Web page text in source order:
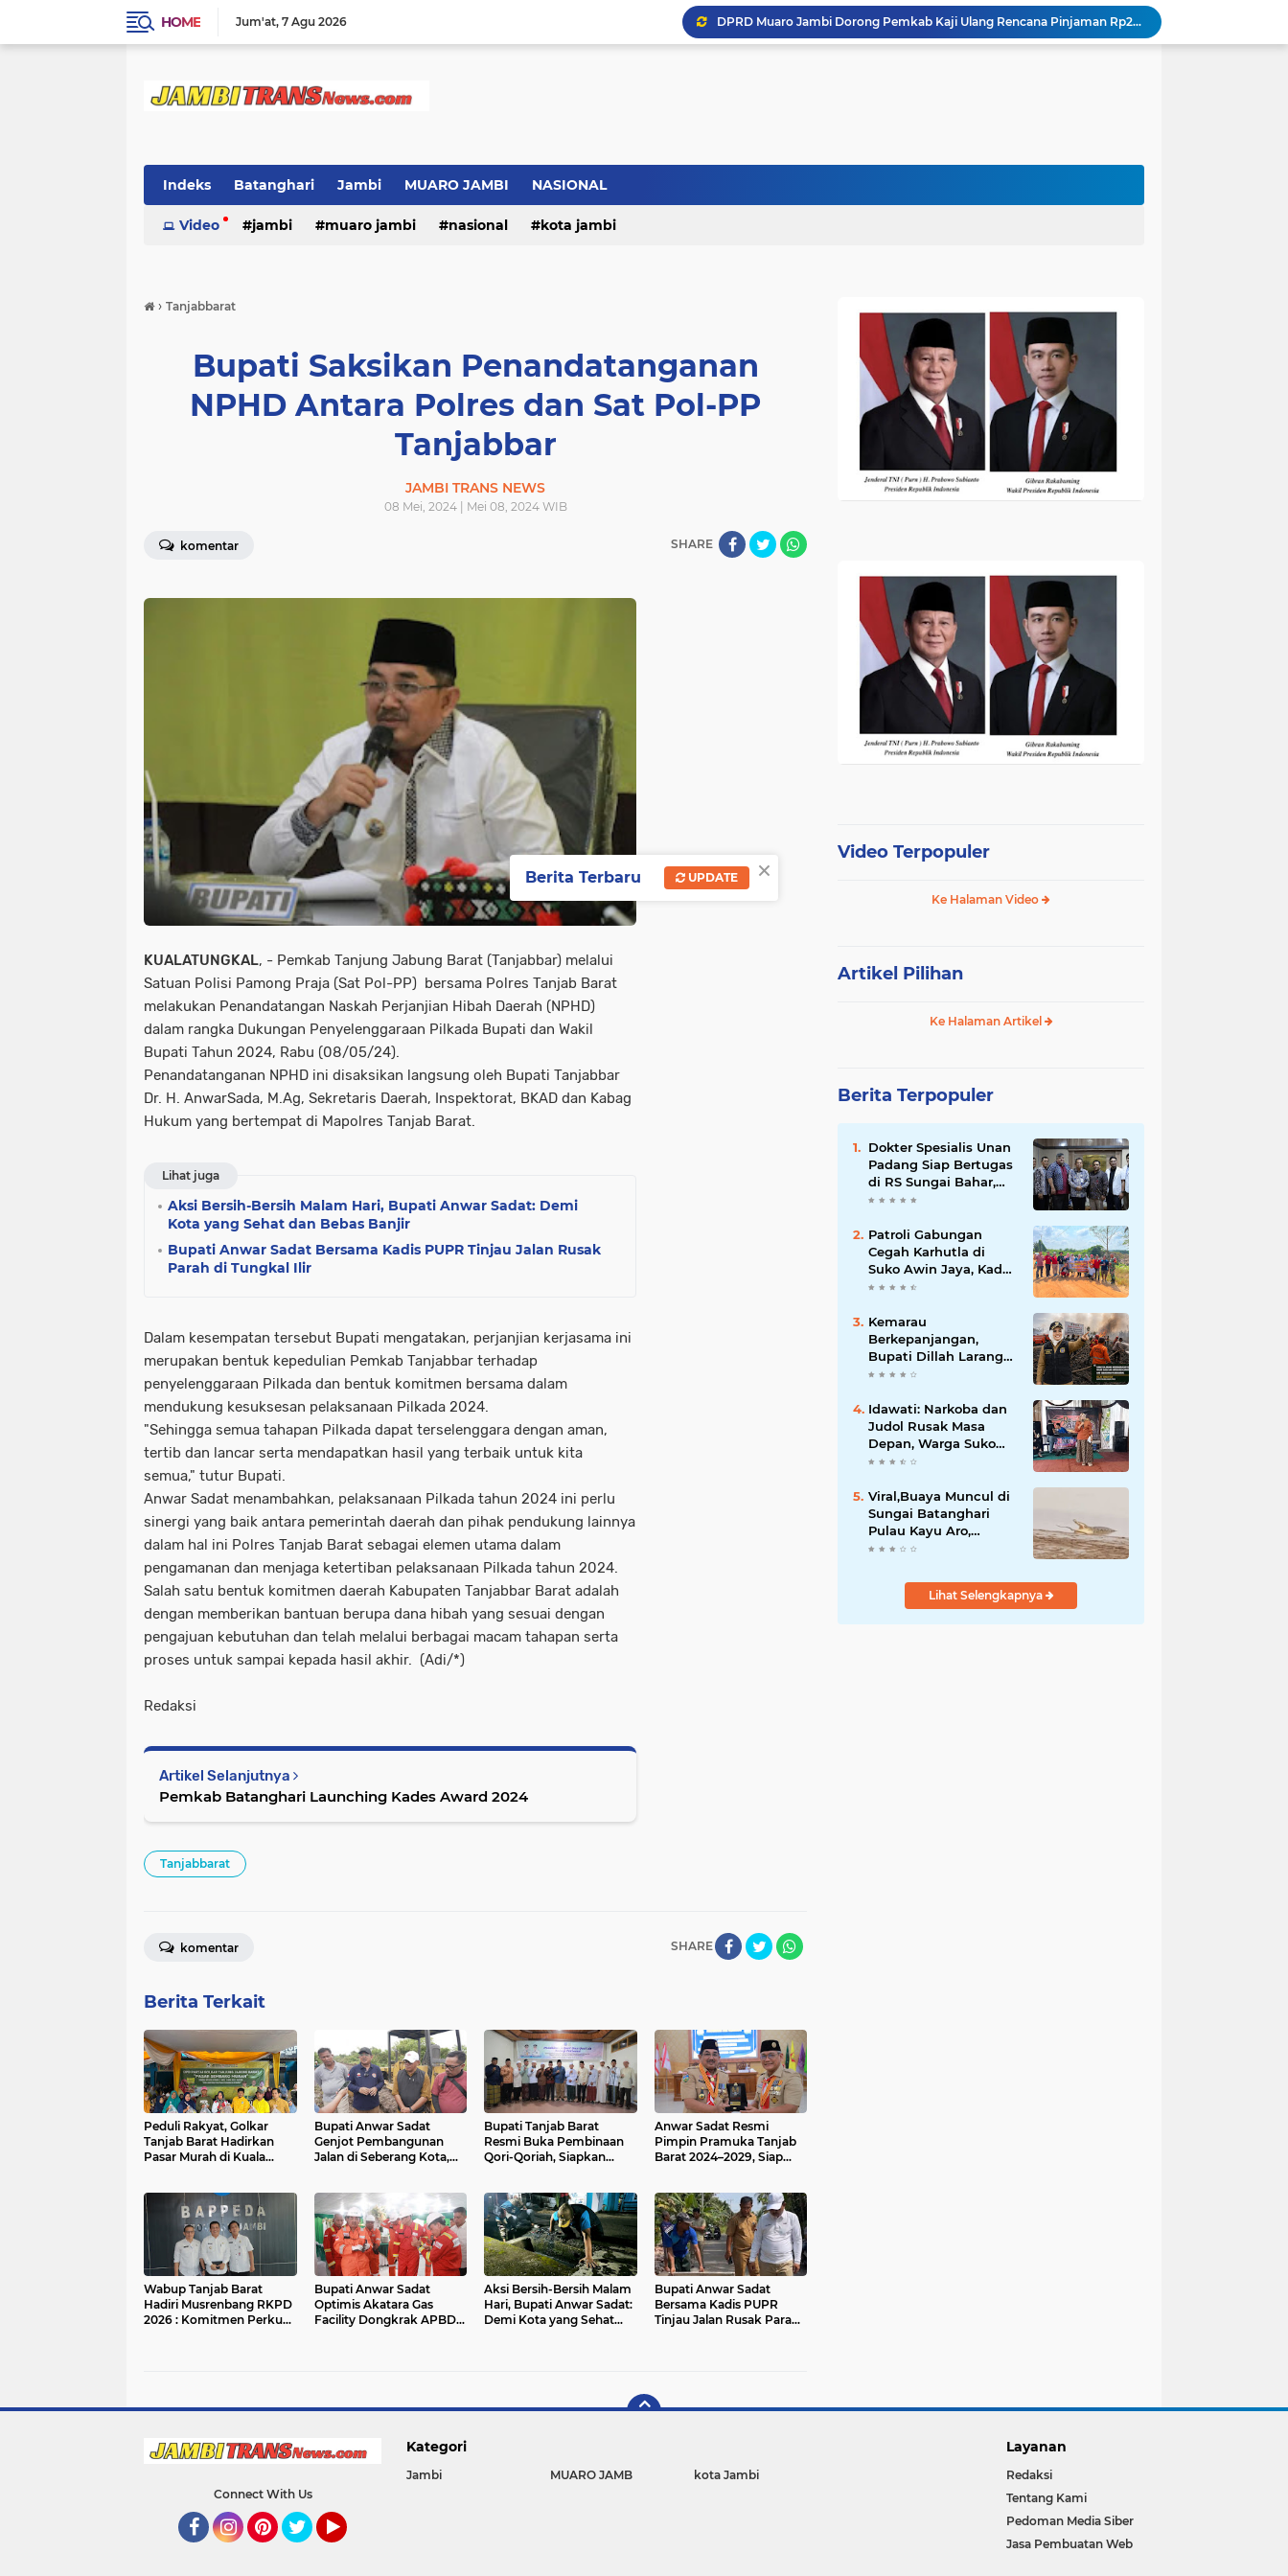
HOME Jum'at 7 Agu 2026
DPRD Muaro Jambi Dorong Pemkab Kaji Ulang Rencana Pinjaman Rp200 Miliar`
Kapolres Muaro Jambi Dorong Penyelesaian Permasalahan PT SATU Melalui Dialog dan Kepastian Hukum
Bikin Resah: Petugas Damkar Sungai Bahar Amankan Sarang Tawon di Pemukiman Warga
Indeks Batanghari Jambi MUARO JAMBI NASIONAL
Video jambi muaro jambi nasional kota jambi
› Tanjabbarat
Bupati Saksikan Penandatanganan
NPHD Antara Polres dan Sat Pol-PP
Tanjabbar
JAMBI TRANS NEWS
08 Mei, 2024 | Mei 08, 2024 WIB
komentar SHARE
KUALATUNGKAL, - Pemkab Tanjung Jabung Barat (Tanjabbar) melalui
Satuan Polisi Pamong Praja (Sat Pol-PP) bersama Polres Tanjab Barat
melakukan Penandatangan Naskah Perjanjian Hibah Daerah (NPHD)
dalam rangka Dukungan Penyelenggaraan Pilkada Bupati dan Wakil
Bupati Tahun 2024, Rabu (08/05/24).
Penandatanganan NPHD ini disaksikan langsung oleh Bupati Tanjabbar
Dr. H. AnwarSada, M.Ag, Sekretaris Daerah, Inspektorat, BKAD dan Kabag
Hukum yang bertempat di Mapolres Tanjab Barat.
Lihat juga
Aksi Bersih-Bersih Malam Hari, Bupati Anwar Sadat: Demi
Kota yang Sehat dan Bebas Banjir
Bupati Anwar Sadat Bersama Kadis PUPR Tinjau Jalan Rusak
Parah di Tungkal Ilir
Dalam kesempatan tersebut Bupati mengatakan, perjanjian kerjasama ini
merupakan bentuk kepedulian Pemkab Tanjabbar terhadap
penyelenggaraan Pilkada dan bentuk komitmen bersama dalam
mendukung kesuksesan pelaksanaan Pilkada 2024.
"Sehingga semua tahapan Pilkada dapat terselenggara dengan aman,
tertib dan lancar serta mendapatkan hasil yang terbaik untuk kita
semua," tutur Bupati.
Anwar Sadat menambahkan, pelaksanaan Pilkada tahun 2024 ini perlu
sinergi yang baik antara pemerintah daerah dan pihak pendukung lainnya
dalam hal ini Polres Tanjab Barat sebagai elemen utama dalam
pengamanan dan menjaga ketertiban pelaksanaan Pilkada tahun 2024.
Salah satu bentuk komitmen daerah Kabupaten Tanjabbar Barat adalah
dengan memberikan bantuan berupa dana hibah yang sesuai dengan
pengajuan kebutuhan dan telah melalui berbagai macam tahapan serta
proses untuk sampai kepada hasil akhir. (Adi/*)
Redaksi
Artikel Selanjutnya
Pemkab Batanghari Launching Kades Award 2024
Tanjabbarat
SHARE
komentar
Berita Terkait
Peduli Rakyat, Golkar
Tanjab Barat Hadirkan
Pasar Murah di Kuala
Bupati Anwar Sadat
Genjot Pembangunan
Jalan di Seberang Kota,
Bupati Tanjab Barat
Resmi Buka Pembinaan
Qori-Qoriah, Siapkan
Anwar Sadat Resmi
Pimpin Pramuka Tanjab
Barat 2024–2029, Siap
Wabup Tanjab Barat
Hadiri Musrenbang RKPD
2026 : Komitmen Perkuat
Bupati Anwar Sadat
Optimis Akatara Gas
Facility Dongkrak APBD
Aksi Bersih-Bersih Malam
Hari, Bupati Anwar Sadat:
Demi Kota yang Sehat
Bupati Anwar Sadat
Bersama Kadis PUPR
Tinjau Jalan Rusak Parah
Video Terpopuler
Ke Halaman Video
Artikel Pilihan
Ke Halaman Artikel
Berita Terpopuler
Dokter Spesialis Unan
Padang Siap Bertugas
di RS Sungai Bahar,
Bupati BBS Apresiasi`
Patroli Gabungan
Cegah Karhutla di
Suko Awin Jaya, Kades
Idawati Gandeng PT
Kemarau
Berkepanjangan,
Bupati Dillah Larang
Camat Tinggalkan
Hadapi Karhutla dan
Kebakaran
Permukiman
Idawati: Narkoba dan
Judol Rusak Masa
Depan, Warga Suko
Awin Jaya Diminta
Viral,Buaya Muncul di
Sungai Batanghari
Pulau Kayu Aro,
Sekdes: Lokasi di RT
Lihat Selengkapnya
Connect With Us
Kategori
Jambi MUARO JAMB kota Jambi
Layanan
Redaksi
Tentang Kami
Pedoman Media Siber
Jasa Pembuatan Web
×
Berita Terbaru UPDATE